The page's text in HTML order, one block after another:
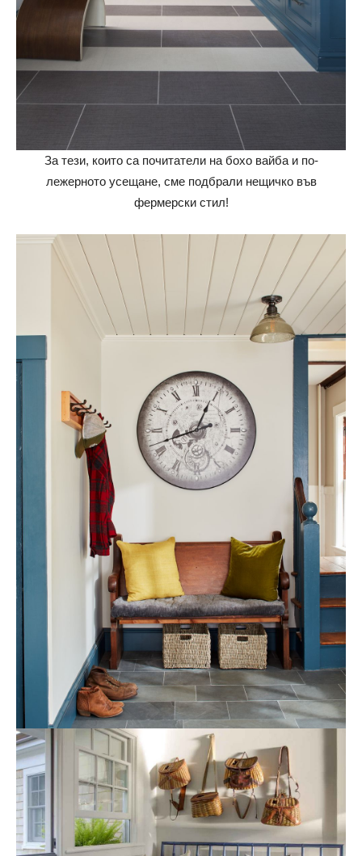
За тези, които са почитатели на бохо вайба и по-
лежерното усещане, сме подбрали нещичко във
фермерски стил!